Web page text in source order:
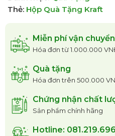
Thẻ: Hộp Quà Tặng Kraft
Miễn phí vận chuyển
Hóa đơn từ 1.000.000
Quà tặng
Hóa đơn trên 500.000
Chứng nhận chất
Sản phẩm chính hãng
Hotline: